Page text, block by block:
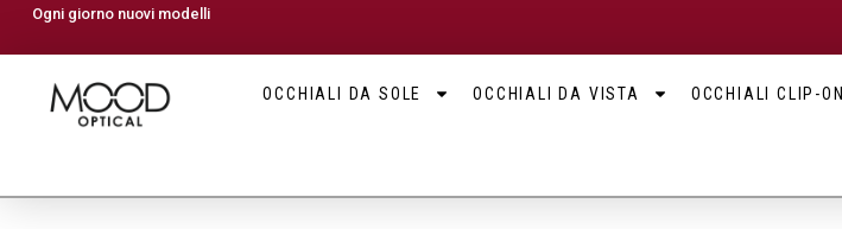
Ogni giorno nuovi modelli
OCCHIALI DA SOLE OCCHIALI DA VISTA OCCHIALI CLIP-ON